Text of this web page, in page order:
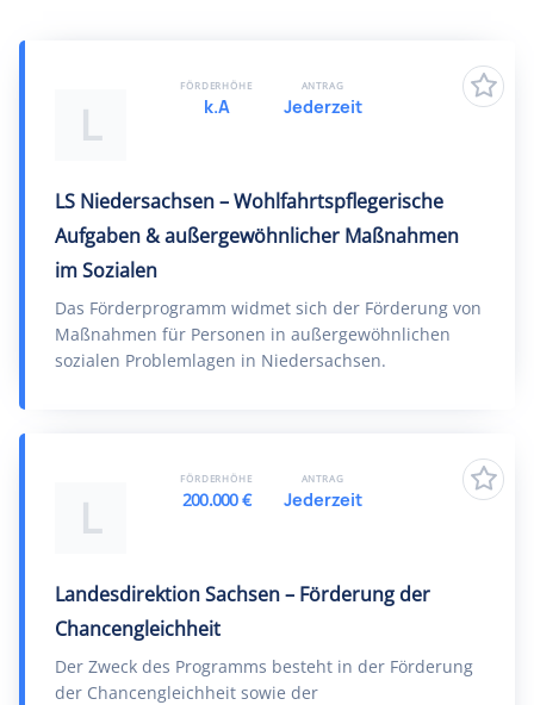
L
LS Niedersachsen – Wohlfahrtspflegerische
Aufgaben & außergewöhnlicher Maßnahmen
im Sozialen
Das Förderprogramm widmet sich der Förderung von
Maßnahmen für Personen in außergewöhnlichen
sozialen Problemlagen in Niedersachsen.
FÖRDERHÖHE
k.A
ANTRAG
Jederzeit
L
Landesdirektion Sachsen – Förderung der
Chancengleichheit
Der Zweck des Programms besteht in der Förderung
der Chancengleichheit sowie der
FÖRDERHÖHE
200.000 €
ANTRAG
Jederzeit